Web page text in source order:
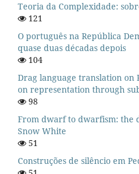
Teoria da Complexidade:
121
O português na República
quase duas décadas depois
104
Drag language translation on
on representation through
98
From dwarf to dwarfism: the
Snow White
51
Construções de silêncio em